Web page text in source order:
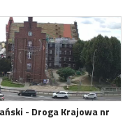
- Droga Krajowa nr